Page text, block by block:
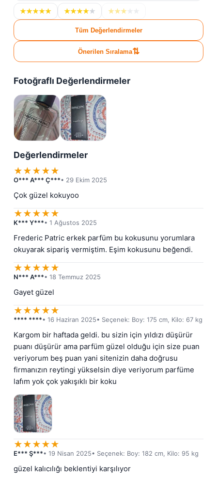
★★★★★ ★★★★★ ★★★
Tüm Değerlendirmeler
Önerilen Sıralama⇅
Fotoğraflı Değerlendirmeler
Değerlendirmeler
★★★★★
O*** A*** Ç***• 29 Ekim 2025
Çok güzel kokuyoo
★★★★★
K*** Y***• 1 Ağustos 2025
Frederic Patric erkek parfüm bu kokusunu yorumlara
okuyarak sipariş vermiştim. Eşim kokusunu beğendi.
★★★★★
N*** A***• 18 Temmuz 2025
Gayet güzel
★★★★★
**** ****• 16 Haziran 2025• Seçenek: Boy: 175 cm, Kilo: 67 kg
Kargom bir haftada geldi. bu sizin için yıldızı düşürür
puanı düşürür ama parfüm güzel olduğu için size puan
veriyorum beş puan yani sitenizin daha doğrusu
firmanızın reytingi yükselsin diye veriyorum parfüme
lafım yok çok yakışıklı bir koku
★★★★★
E*** Ş***• 19 Nisan 2025• Seçenek: Boy: 182 cm, Kilo: 95 kg
güzel kalıcılığı beklentiyi karşılıyor